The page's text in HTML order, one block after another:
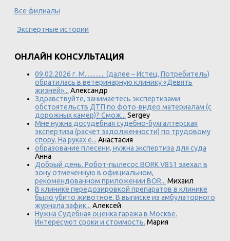
Все филиалы
Экспертные истории
ОНЛАЙН КОНСУЛЬТАЦИЯ
09.02.2026 г. М............. (далее – Истец, Потребитель)
обратилась в ветеринарную клинику «Девять
жизней»... Александр
Здравствуйте, занимаетесь экспертизами
обстоятельств ДТП по фото-видео материалам (с
дорожных камер)? Смож... Sergey
Мне нужна досудебная судебно-бухгалтерская
экспертиза (расчет задолженности) по трудовому
спору. На руках е... Анастасия
образование плесени, нужна экспертиза для суда
Анна
Добрый день. Робот-пылесос BORK V851 заехал в
зону отмеченную в официальном,
рекомендованном приложении BOR... Михаил
В клинике передозировкой препаратов в клинике
было убито животное. В выписке из амбулаторного
журнала зафик... Алексей
Нужна Судебная оценка гаража в Москве.
Интересуют сроки и стоимость. Мария